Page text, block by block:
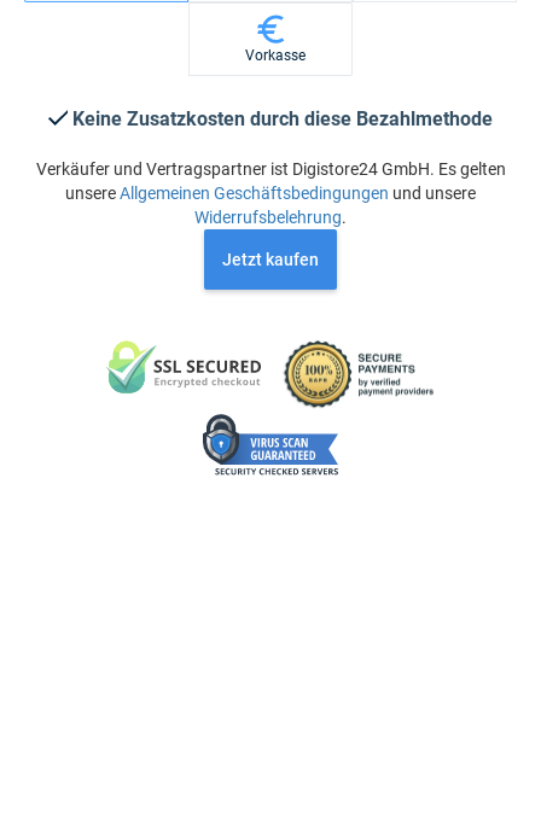
Vorkasse
Keine Zusatzkosten durch diese Bezahlmethode
Verkäufer und Vertragspartner ist Digistore24 GmbH. Es gelten
unsereAllgemeinen Geschäftsbedingungen und unsere
Widerrufsbelehrung.
Jetzt kaufen